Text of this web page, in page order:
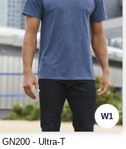
W1
- Ultra-T